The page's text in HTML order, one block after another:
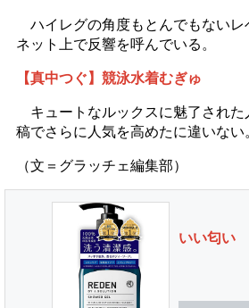
ハイレグの角度もとんでもないレ
ネット上で反響を呼んでいる。
【真中つぐ】競泳水着むぎゅ
キュートなルックスに魅了された
稿でさらに人気を高めたに違いない。
（文＝グラッチェ編集部）
いい匂い